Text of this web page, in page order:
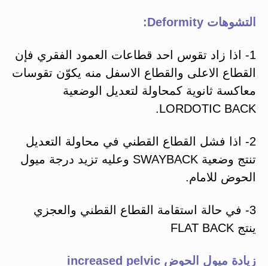
التشوهات Deformity:
1- اذا زاد تقوس احد قطاعات العمود الفقري فإن
القطاع الاعلى والقطاع الاسفل منه يكوّن تقوسات
معاكسة ثانوية كمحاولة لتعديل الوضعية
LORDOTIC BACK.
2- اذا فشل القطاع القطني في محاولة التعديل
تنتج وضعية SWAYBACK وعليه تزيد درجة ميول
الحوض للامام.
3- في حالة استقامة القطاع القطني والعجزي
ينتج FLAT BACK
زيادة ميول الحوض increased pelvic